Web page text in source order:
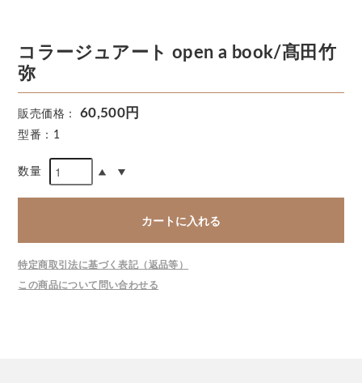
コラージュアート open a book/髙田竹
弥
販売価格： 60,500円
型番：1
数量
カートに入れる
特定商取引法に基づく表記（返品等）
この商品について問い合わせる